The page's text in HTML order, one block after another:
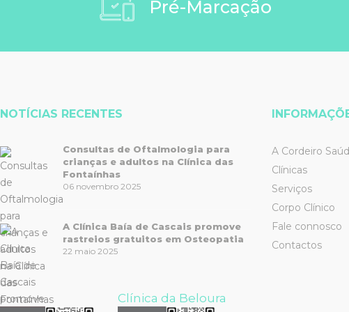
Pré-Marcação
NOTÍCIAS RECENTES
Consultas de Oftalmologia para
crianças e adultos na Clínica das
Fontaínhas
06 novembro 2025
A Clínica Baía de Cascais promove
rastreios gratuitos em Osteopatia
22 maio 2025
A Cordeiro
Clínicas
Serviços
Corpo Clínico
Fale connosco
Contactos
Clínica da Beloura